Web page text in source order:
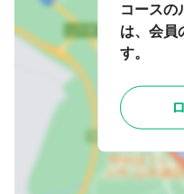
コースの
は、会員
す。